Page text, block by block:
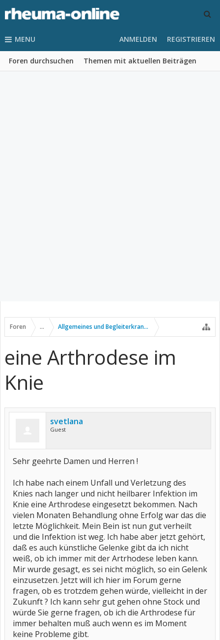
MENU
Foren durchsuchen Themen mit aktuellen Beiträgen
ANMELDEN REGISTRIEREN
Foren ... Allgemeines und Begleiterkrankungen
eine Arthrodese im
Knie
svetlana
Guest
Sehr geehrte Damen und Herren !
Ich habe nach einem Unfall und Verletzung des
Knies nach langer und nicht heilbarer Infektion im
Knie eine Arthrodese eingesetzt bekommen. Nach
vielen Monaten Behandlung ohne Erfolg war das die
letzte Möglichkeit. Mein Bein ist nun gut verheilt
und die Infektion ist weg. Ich habe aber jetzt gehört,
daß es auch künstliche Gelenke gibt da ich nicht
weiß, ob ich immer mit der Artrhodese leben kann.
Mir wurde gesagt, es sei nicht möglich, so ein Gelenk
einzusetzen. Jetzt will ich hier im Forum gerne
fragen, ob es trotzdem gehen würde, vielleicht in der
Zukunft ? Ich kann sehr gut gehen ohne Stock und
würde Sie gerne fragen, ob ich die Arthrodese für
immer behalten muß auch wenn es im Moment
keine Probleme gibt.